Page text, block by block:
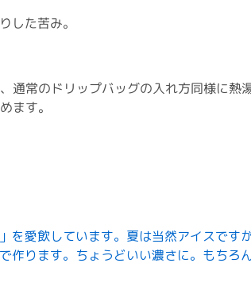
した苦み。
常のドリップバッグの入れ方同様に熱
ます。
を愛飲しています。夏は当然アイスで
ります。ちょうどいい濃さに。もちろ